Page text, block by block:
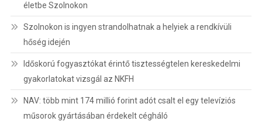
életbe Szolnokon
Szolnokon is ingyen strandolhatnak a helyiek a rendkívüli
hőség idején
Időskorú fogyasztókat érintő tisztességtelen kereskedelmi
gyakorlatokat vizsgál az NKFH
NAV: több mint 174 millió forint adót csalt el egy televíziós
műsorok gyártásában érdekelt cégháló